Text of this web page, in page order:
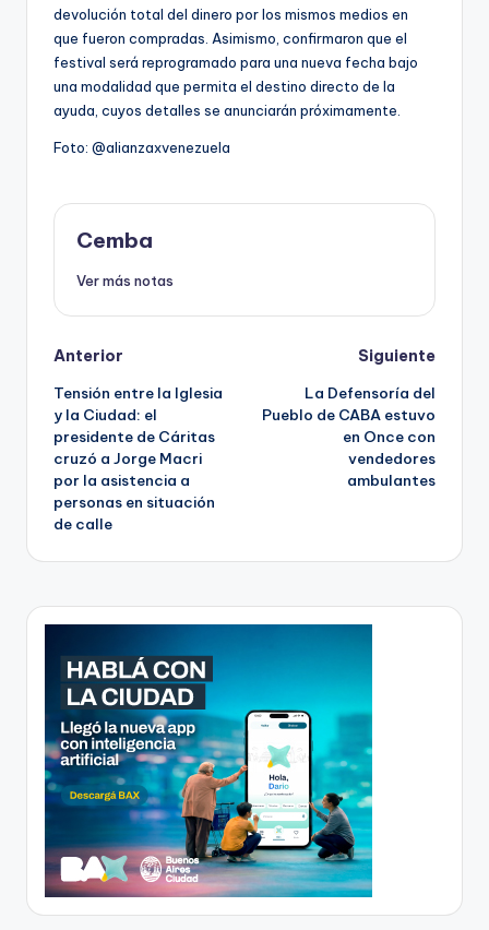
devolución total del dinero por los mismos medios en
que fueron compradas. Asimismo, confirmaron que el
festival será reprogramado para una nueva fecha bajo
una modalidad que permita el destino directo de la
ayuda, cuyos detalles se anunciarán próximamente.
Foto: @alianzaxvenezuela
Cemba
Ver más notas
Post
navigation
Anterior
Tensión entre la Iglesia
y la Ciudad: el
presidente de Cáritas
cruzó a Jorge Macri
por la asistencia a
personas en situación
de calle
Siguiente
La Defensoría del
Pueblo de CABA estuvo
en Once con
vendedores
ambulantes